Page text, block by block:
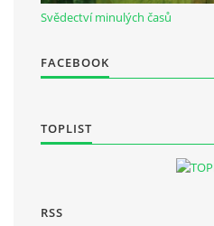
Kontaktní
Mgr. Miroslava
Svědectví minulých časů
FACEBOOK
TOPLIST
RSS